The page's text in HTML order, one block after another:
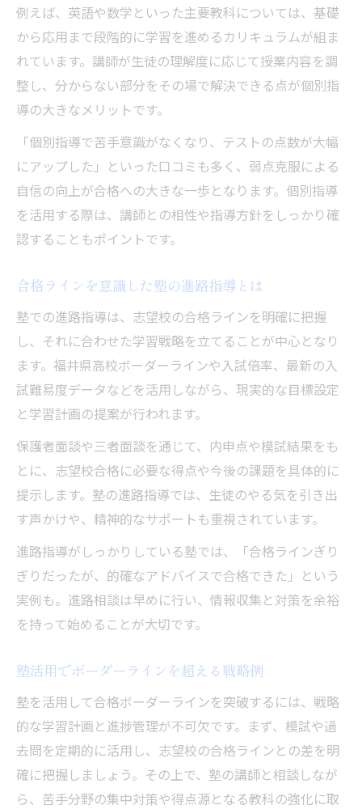
例えば、英語や数学といった主要教科については、基礎
から応用まで段階的に学習を進めるカリキュラムが組ま
れています。講師が生徒の理解度に応じて授業内容を調
整し、分からない部分をその場で解決できる点が個別指
導の大きなメリットです。
「個別指導で苦手意識がなくなり、テストの点数が大幅
にアップした」といった口コミも多く、弱点克服による
自信の向上が合格への大きな一歩となります。個別指導
を活用する際は、講師との相性や指導方針をしっかり確
認することもポイントです。
合格ラインを意識した塾の進路指導とは
塾での進路指導は、志望校の合格ラインを明確に把握
し、それに合わせた学習戦略を立てることが中心となり
ます。福井県高校ボーダーラインや入試倍率、最新の入
試難易度データなどを活用しながら、現実的な目標設定
と学習計画の提案が行われます。
保護者面談や三者面談を通じて、内申点や模試結果をも
とに、志望校合格に必要な得点や今後の課題を具体的に
提示します。塾の進路指導では、生徒のやる気を引き出
す声かけや、精神的なサポートも重視されています。
進路指導がしっかりしている塾では、「合格ラインぎり
ぎりだったが、的確なアドバイスで合格できた」という
実例も。進路相談は早めに行い、情報収集と対策を余裕
を持って始めることが大切です。
塾活用でボーダーラインを超える戦略例
塾を活用して合格ボーダーラインを突破するには、戦略
的な学習計画と進捗管理が不可欠です。まず、模試や過
去問を定期的に活用し、志望校の合格ラインとの差を明
確に把握しましょう。その上で、塾の講師と相談しなが
ら、苦手分野の集中対策や得点源となる教科の強化に取